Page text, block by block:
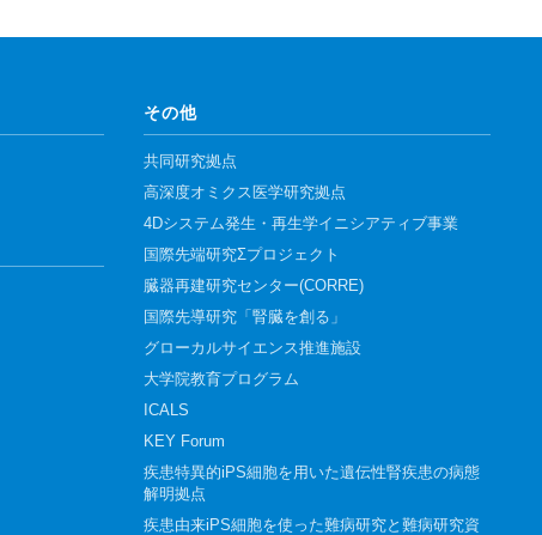
その他
共同研究拠点
高深度オミクス医学研究拠点
4Dシステム発生・再生学イニシアティブ事業
国際先端研究Σプロジェクト
臓器再建研究センター(CORRE)
国際先導研究「腎臓を創る」
グローカルサイエンス推進施設
大学院教育プログラム
ICALS
KEY Forum
疾患特異的iPS細胞を用いた遺伝性腎疾患の病態
解明拠点
疾患由来iPS細胞を使った難病研究と難病研究資